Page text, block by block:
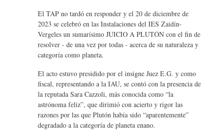
El TAP no tardó en responder y el 20 de diciembre de
2023 se celebró en las Instalaciones del IES Zaidín-
Vergeles un sumarísimo JUICIO A PLUTÓN con el fin de
resolver - de una vez por todas - acerca de su naturaleza y
categoría como planeta.
El acto estuvo presidido por el insigne Juez E.G. y como
fiscal, representando a la IAU, se contó con la presencia de
la reputada Sara Cazzoli, más conocida como “la
astrónoma feliz”, que dirimió con acierto y rigor las
razones por las que Plutón había sido “aparentemente”
degradado a la categoría de planeta enano.